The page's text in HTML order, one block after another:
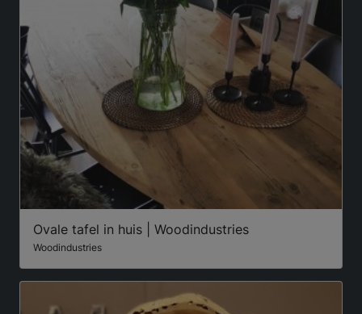
Ovale tafel in huis | Woodindustries
Woodindustries